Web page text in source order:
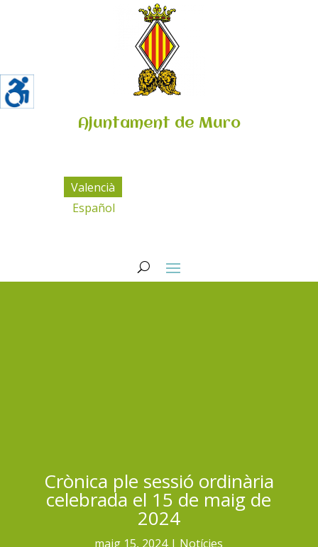
Ajuntament de Muro
Valencià
Español
Crònica ple sessió ordinària
celebrada el 15 de maig de
2024
maig 15, 2024 Notícies